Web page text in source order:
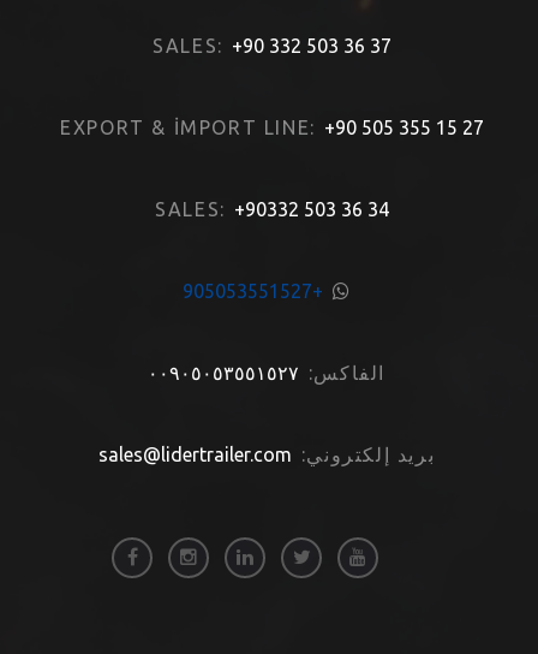
SALES: +90 332 503 36 37
EXPORT & İMPORT LINE: +90 505
SALES: +90332 503 36 34
٠٠٩٠٥٠٥٣٥٥١٥٢٧
إلكتروني: sales@lidertrailer.com